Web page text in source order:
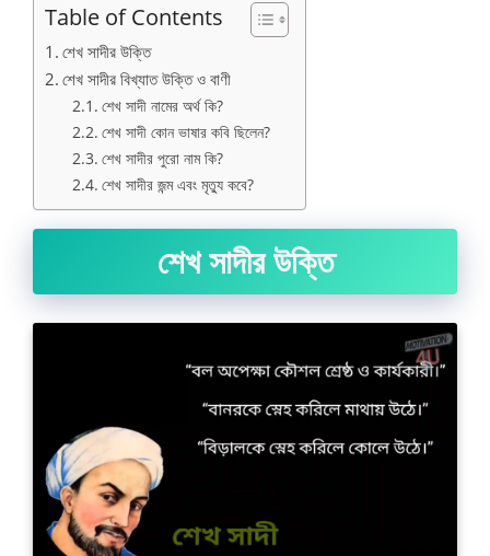
Table of Contents
শেখ সাদীর উক্তি
শেখ সাদীর বিখ্যাত উক্তি ও বাণী
শেখ সাদী নামের অর্থ কি?
শেখ সাদী কোন ভাষার কবি ছিলেন?
শেখ সাদীর পুরো নাম কি?
শেখ সাদীর জন্ম এবং মৃত্যু কবে?
শেখ সাদীর উক্তি